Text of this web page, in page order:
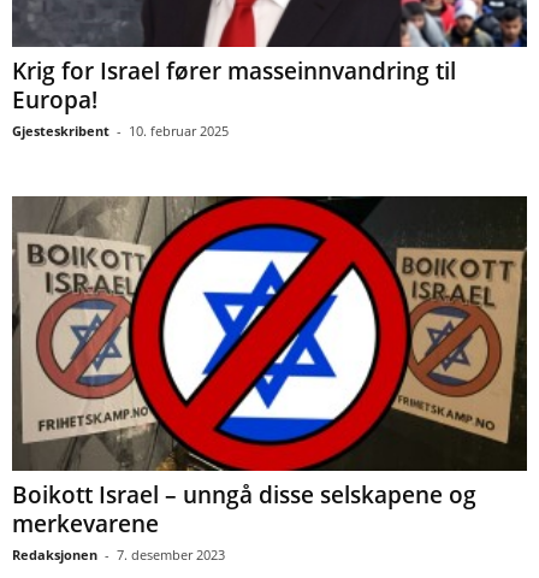
Krig for Israel fører masseinnvandring til
Europa!
Gjesteskribent - 10. februar 2025
Boikott Israel – unngå disse selskapene og
merkevarene
Redaksjonen - 7. desember 2023